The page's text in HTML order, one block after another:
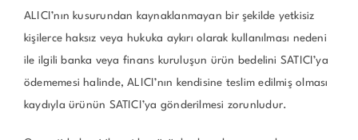
ALICI’nın kusurundan kaynaklanmayan bir şekilde yetkisiz
kişilerce haksız veya hukuka aykırı olarak kullanılması nedeni
ile ilgili banka veya finans kuruluşun ürün bedelini SATICI’ya
ödememesi halinde, ALICI’nın kendisine teslim edilmiş olması
kaydıyla ürünün SATICI’ya gönderilmesi zorunludur.